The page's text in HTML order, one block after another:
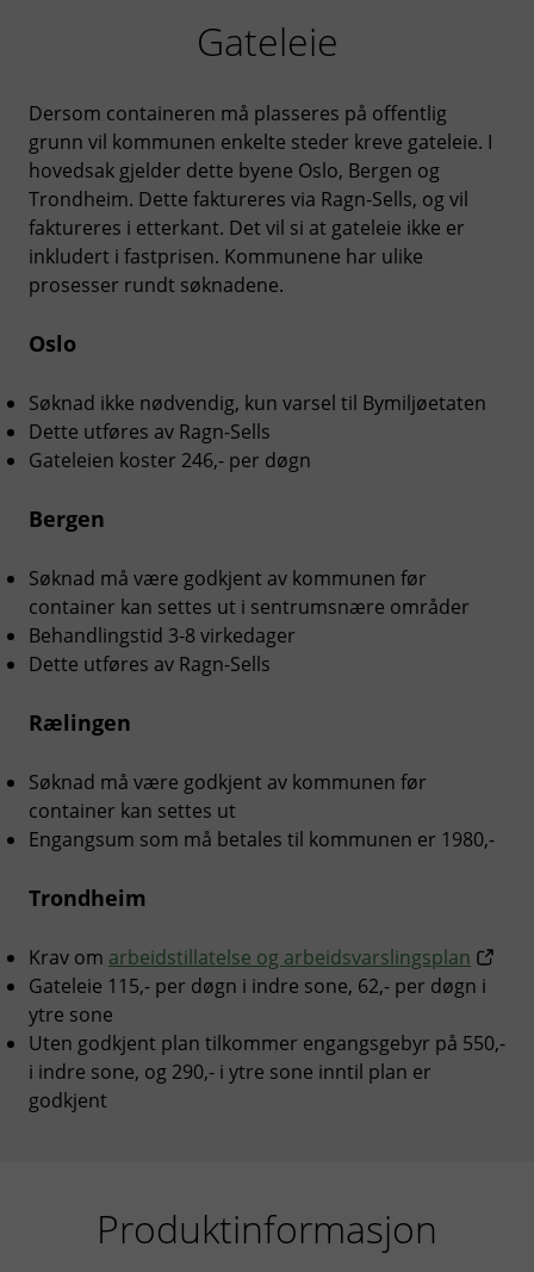
Gateleie
Dersom containeren må plasseres på offentlig
grunn vil kommunen enkelte steder kreve gateleie. I
hovedsak gjelder dette byene Oslo, Bergen og
Trondheim. Dette faktureres via Ragn-Sells, og vil
faktureres i etterkant. Det vil si at gateleie ikke er
inkludert i fastprisen. Kommunene har ulike
prosesser rundt søknadene.
Oslo
Søknad ikke nødvendig, kun varsel til Bymiljøetaten
Dette utføres av Ragn-Sells
Gateleien koster 246,- per døgn
Bergen
Søknad må være godkjent av kommunen før
container kan settes ut i sentrumsnære områder
Behandlingstid 3-8 virkedager
Dette utføres av Ragn-Sells
Rælingen
Søknad må være godkjent av kommunen før
container kan settes ut
Engangsum som må betales til kommunen er 1980,-
Trondheim
Krav om arbeidstillatelse og arbeidsvarslingsplan
Gateleie 115,- per døgn i indre sone, 62,- per døgn i
ytre sone
Uten godkjent plan tilkommer engangsgebyr på 550,-
i indre sone, og 290,- i ytre sone inntil plan er
godkjent
Produktinformasjon